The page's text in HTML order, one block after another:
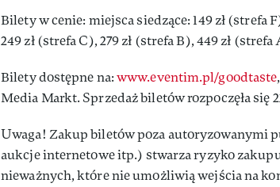
Bilety w cenie: miejsca siedzące: 149 zł (strefa
249 zł (strefa C), 279 zł (strefa B), 449 zł (strefa
Bilety dostępne na:www.eventim.pl/goodtaste,
Media Markt. Sprzedaż biletów rozpoczęła się
Uwaga! Zakup biletów poza autoryzowanymi
aukcje internetowe itp.) stwarza ryzyko
nieważnych, które nie umożliwią wejścia na